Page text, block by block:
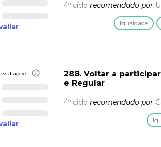
4º ciclo recomendado por
Igualdade
avaliações
288. Voltar a
e Regular
4º ciclo recomendado por